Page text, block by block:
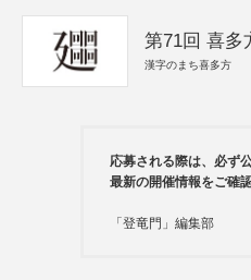
第71回 喜多
漢字のまち喜多方
応募される際は、必ず
最新の開催情報をご確
「登竜門」編集部